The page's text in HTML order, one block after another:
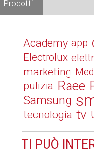
Prodotti
Academy app
Electrolux
marketing
pulizia Raee
Samsung
tecnologia tv
TI PUÒ